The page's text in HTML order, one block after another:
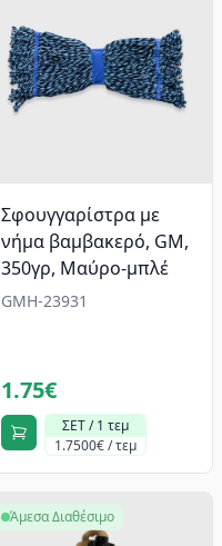
Σφουγγαρίστρα με
νήμα βαμβακερό, GM,
350γρ, Μαύρο-μπλέ
GMH-23931
1.75€
ΣΕΤ / 1 τεμ
1.7500€ / τεμ
Άμεσα Διαθέσιμο